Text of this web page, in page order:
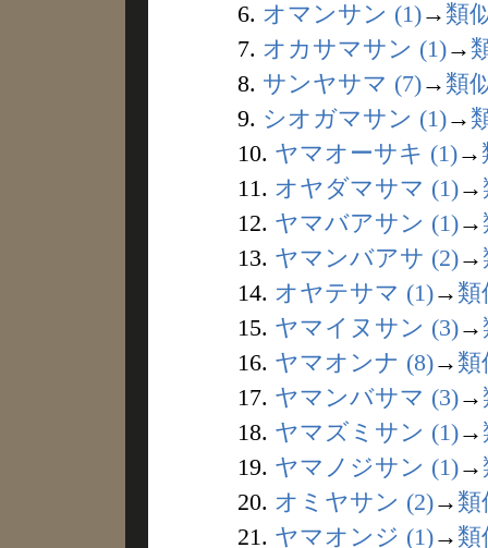
6. オマンサン (1)→ 類
7. オカサマサン (1)→
8. サンヤサマ (7)→ 類
9. シオガマサン (1)→
10. ヤマオーサキ (1)→
11. オヤダマサマ (1)→
12. ヤマバアサン (1)→
13. ヤマンバアサ (2)→
14. オヤテサマ (1)→ 類
15. ヤマイヌサン (3)→
16. ヤマオンナ (8)→ 類
17. ヤマンバサマ (3)→
18. ヤマズミサン (1)→
19. ヤマノジサン (1)→
20. オミヤサン (2)→ 類
21. ヤマオンジ (1)→ 類